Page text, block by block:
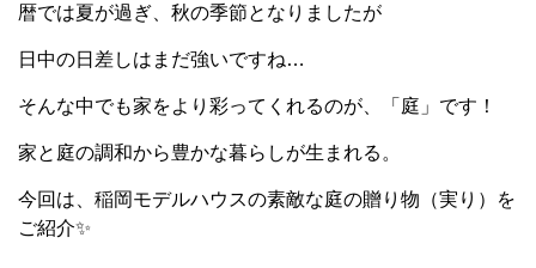
暦では夏が過ぎ、秋の季節となりましたが
日中の日差しはまだ強いですね…
そんな中でも家をより彩ってくれるのが、「庭」です！
家と庭の調和から豊かな暮らしが生まれる。
今回は、稲岡モデルハウスの素敵な庭の贈り物（実り）を
ご紹介✨